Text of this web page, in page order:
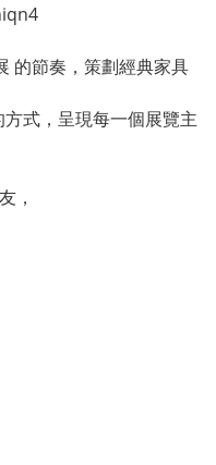
的節奏，策劃經典家具
式，呈現每一個展覽主
，